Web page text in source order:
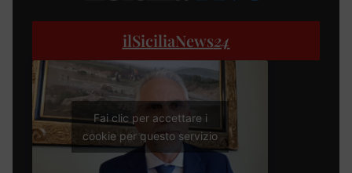
ilSiciliaNews24
Fai clic per accettare i
cookie per questo servizio